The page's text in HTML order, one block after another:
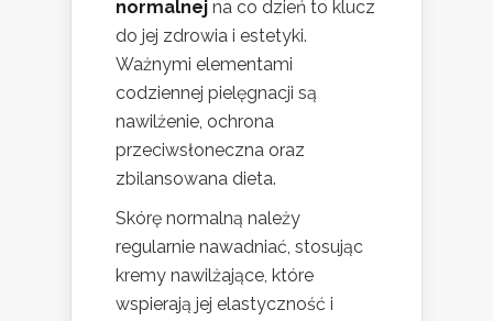
normalnej na co dzień to klucz
do jej zdrowia i estetyki.
Ważnymi elementami
codziennej pielęgnacji są
nawilżenie, ochrona
przeciwsłoneczna oraz
zbilansowana dieta.
Skórę normalną należy
regularnie nawadniać, stosując
kremy nawilżające, które
wspierają jej elastyczność i